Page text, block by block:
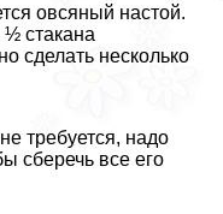
овсяный настой.
½ стакана
сделать несколько
требуется, надо
сберечь все его